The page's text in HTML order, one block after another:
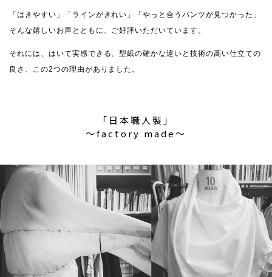
「はきやすい」「ラインがきれい」「やっと合うパンツが見つかった」
そんな嬉しいお声とともに、ご好評いただいています。
それには、はいて実感できる、型紙の確かな違いと技術の高い仕立ての
良さ、この2つの理由がありました。
「日本職人製」
〜factory made〜